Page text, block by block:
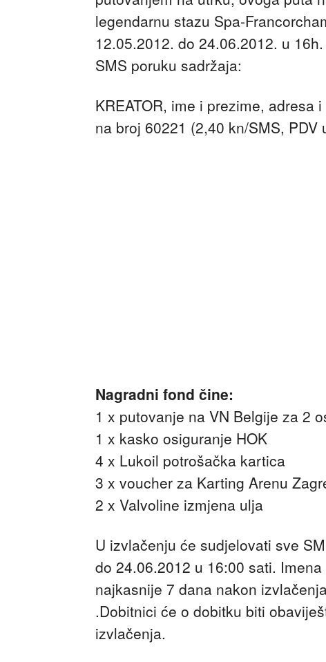
legendarnu stazu Spa-
12.05.2012. do 24.06.2012. u
SMS poruku sadržaja:
KREATOR, ime i prezime, adresa
na broj 60221 (2,40 kn/SMS, PDV
Nagradni fond čine:
1 x putovanje na VN Belgije za 2
1 x kasko osiguranje HOK
4 x Lukoil potrošačka kartica
3 x voucher za Karting Arenu
2 x Valvoline izmjena ulja
U izvlačenju će sudjelovati sve
do 24.06.2012 u 16:00 sati.
najkasnije 7 dana nakon
.Dobitnici će o dobitku biti
izvlačenja.